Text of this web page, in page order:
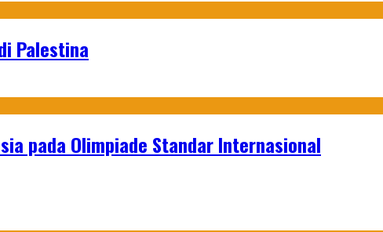
Palestina
pada Olimpiade Standar Internasional